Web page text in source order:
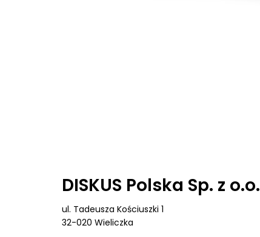
DISKUS Polska Sp. z o.o.
ul. Tadeusza Kościuszki 1
32-020 Wieliczka